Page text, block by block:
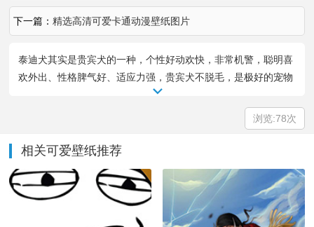
下一篇：精选高清可爱卡通动漫壁纸图片
泰迪犬其实是贵宾犬的一种，个性好动欢快，非常机警，聪明喜
欢外出、性格脾气好、适应力强，贵宾犬不脱毛，是极好的宠物
犬。分享一组棕色泰迪贵宾犬可爱壁纸图片大全，希望你们喜
浏览:78次
相关可爱壁纸推荐